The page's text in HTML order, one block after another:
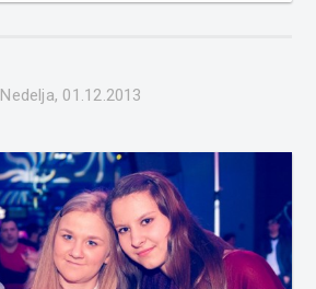
Nedelja, 01.12.2013